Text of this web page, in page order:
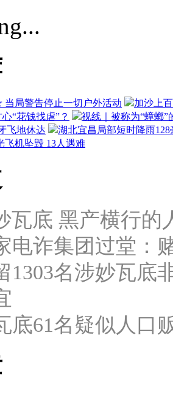
当局警告停止一切户外活动
加沙上
“花钱找虐”？
视线｜被称为“蟑螂
飞地休达
湖北宜昌局部短时降雨
飞机坠毁 13人遇难
瓦底 黑产横行的
电诈集团过堂：
1303名涉妙瓦底
底61名疑似人口